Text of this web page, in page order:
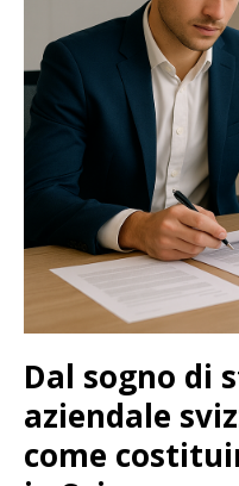
Dal sogno di
aziendale
come